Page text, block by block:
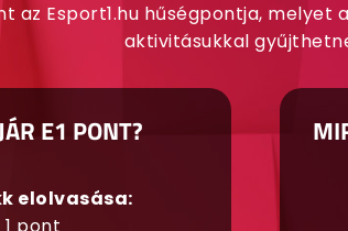
az Esport1.hu hűségpontja,
aktivitásukkal
E1 PONT?
elolvasása: